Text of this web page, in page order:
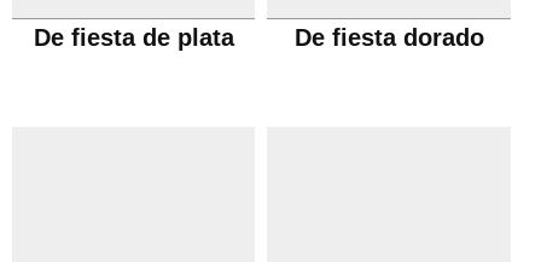
De fiesta de plata De fiesta dorado